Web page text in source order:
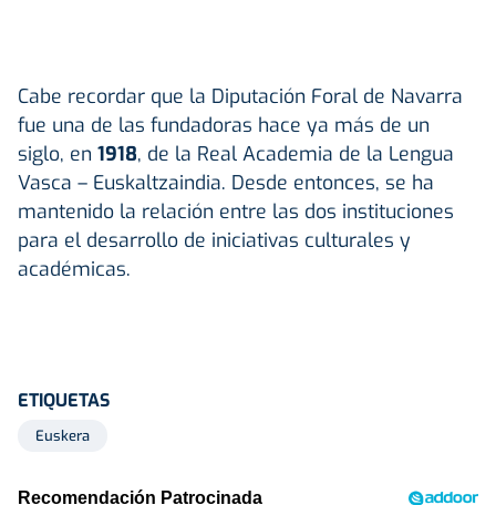
Cabe recordar que la Diputación Foral de Navarra
fue una de las fundadoras hace ya más de un
siglo, en 1918, de la Real Academia de la Lengua
Vasca – Euskaltzaindia. Desde entonces, se ha
mantenido la relación entre las dos instituciones
para el desarrollo de iniciativas culturales y
académicas.
ETIQUETAS
Euskera